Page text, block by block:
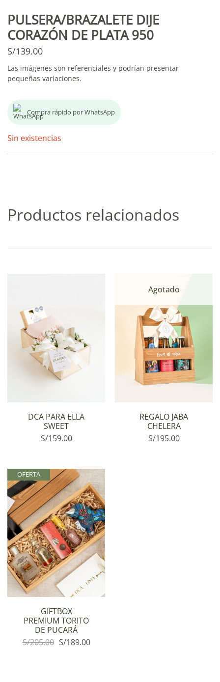
PULSERA/BRAZALETE DIJE
CORAZÓN DE PLATA 950
S/139.00
Las imágenes son referenciales y podrían presentar
pequeñas variaciones.
Compra rápido por WhatsApp
Sin existencias
Productos relacionados
DCA PARA ELLA
SWEET
S/159.00
Agotado
REGALO JABA
CHELERA
S/195.00
OFERTA
GIFTBOX
PREMIUM TORITO
DE PUCARÁ
S/205.00 S/189.00